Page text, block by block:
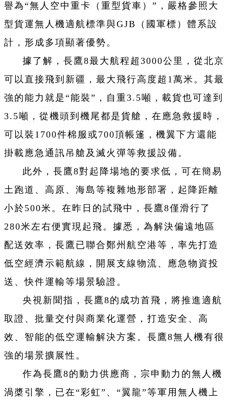
譽為“無人空中重卡（重型貨車）”，嚴格參照大
型貨運無人機適航標準與GJB（國軍標）體系設
計，形成多項顯著優勢。
據了解，長鷹8最大航程超3000公里，從北京
可以直接飛到新疆，最大飛行高度超1萬米。其最
強的能力就是“能裝”，自重3.5噸，載貨也可達到
3.5噸，從機頭到機尾都是貨艙，在應急救援時，
可以裝1700件棉服或700頂帳篷，機翼下方還能
掛載應急通訊吊艙及滅火彈等救援設備。
此外，長鷹8對起降場地的要求低，可在簡易
土跑道、高原、海島等複雜地形部署，起降距離
小於500米。在昨日的試飛中，長鷹8僅滑行了
280米左右便實現起飛。據悉，為解決偏遠地區
配送效率，長鷹已聯合鄭州航空港等，率先打造
低空經濟示範航線，開展支線物流、應急物資投
送、快件運輸等場景驗證。
央視新聞指，長鷹8的成功首飛，將推進適航
取證、批量交付與商業化運營，打造安全、高
效、智能的低空運輸解決方案。長鷹8無人機有很
強的場景擴展性。
作為長鷹8的動力供應商，宗申動力的無人機
渦槳引擎，已在“彩虹”、“翼龍”等軍用無人機上